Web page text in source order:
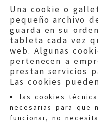
Una cookie o
pequeño archivo
guarda en su
tableta cada vez
web. Algunas
pertenecen a
prestan servicios
Las cookies
las cookies
necesarias para que
funcionar, no